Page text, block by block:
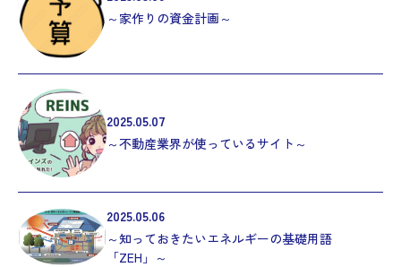
～家作りの資金計画～
2025.05.07
～不動産業界が使っているサイト～
2025.05.06
～知っておきたいエネルギーの基礎用語
「ZEH」～